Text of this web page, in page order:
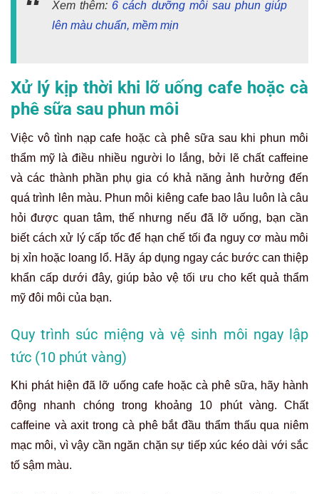
Xem thêm: 6 cách dưỡng môi sau phun giúp
lên màu chuẩn, mềm mịn
Xử lý kịp thời khi lỡ uống cafe hoặc cà
phê sữa sau phun môi
Việc vô tình nạp cafe hoặc cà phê sữa sau khi phun môi
thẩm mỹ là điều nhiều người lo lắng, bởi lẽ chất caffeine
và các thành phần phụ gia có khả năng ảnh hưởng đến
quá trình lên màu. Phun môi kiêng cafe bao lâu luôn là câu
hỏi được quan tâm, thế nhưng nếu đã lỡ uống, bạn cần
biết cách xử lý cấp tốc để hạn chế tối đa nguy cơ màu môi
bị xỉn hoặc loang lổ. Hãy áp dụng ngay các bước can thiệp
khẩn cấp dưới đây, giúp bảo vệ tối ưu cho kết quả thẩm
mỹ đôi môi của bạn.
Quy trình súc miệng và vệ sinh môi ngay lập
tức (10 phút vàng)
Khi phát hiện đã lỡ uống cafe hoặc cà phê sữa, hãy hành
động nhanh chóng trong khoảng 10 phút vàng. Chất
caffeine và axit trong cà phê bắt đầu thẩm thấu qua niêm
mạc môi, vì vậy cần ngăn chặn sự tiếp xúc kéo dài với sắc
tố sậm màu.